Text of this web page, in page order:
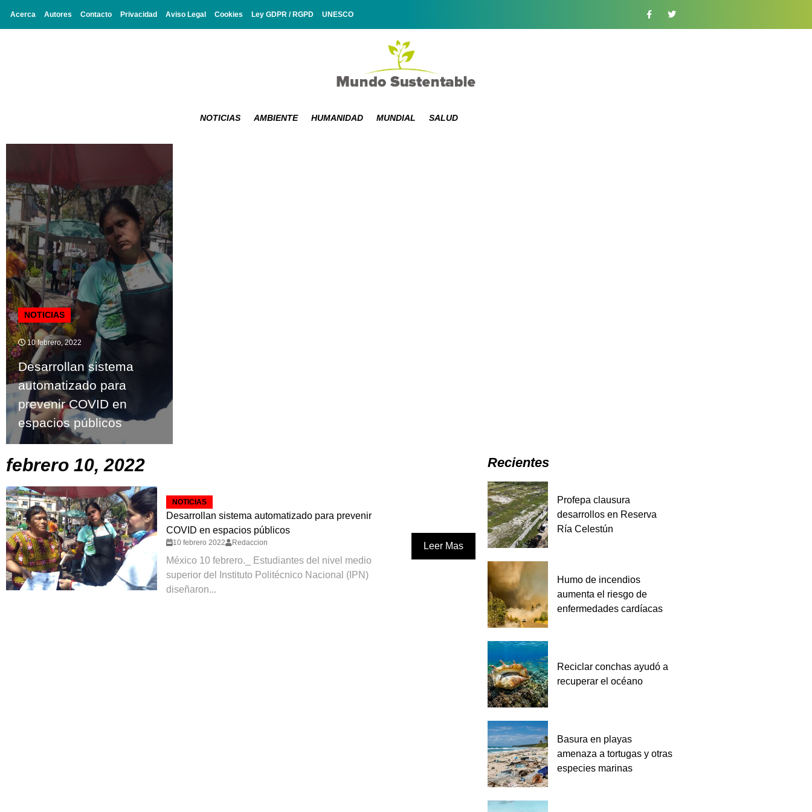
Acerca Autores Contacto Privacidad Aviso Legal Cookies Ley GDPR / RGPD UNESCO
NOTICIAS AMBIENTE HUMANIDAD MUNDIAL SALUD
NOTICIAS
10 febrero, 2022
Desarrollan sistema
automatizado para
prevenir COVID en
espacios públicos
febrero 10, 2022
NOTICIAS
Desarrollan sistema automatizado para prevenir
COVID en espacios públicos
10 febrero 2022 Redaccion
México 10 febrero._ Estudiantes del nivel medio
superior del Instituto Politécnico Nacional (IPN)
diseñaron...
Leer Mas
Recientes
Profepa clausura
desarrollos en Reserva
Ría Celestún
Humo de incendios
aumenta el riesgo de
enfermedades cardíacas
Reciclar conchas ayudó a
recuperar el océano
Basura en playas
amenaza a tortugas y otras
especies marinas